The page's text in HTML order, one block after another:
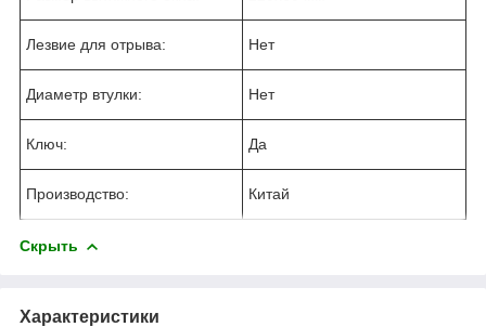
Лезвие для отрыва: Нет
Диаметр втулки: Нет
Ключ: Да
Производство: Китай
Скрыть
Характеристики